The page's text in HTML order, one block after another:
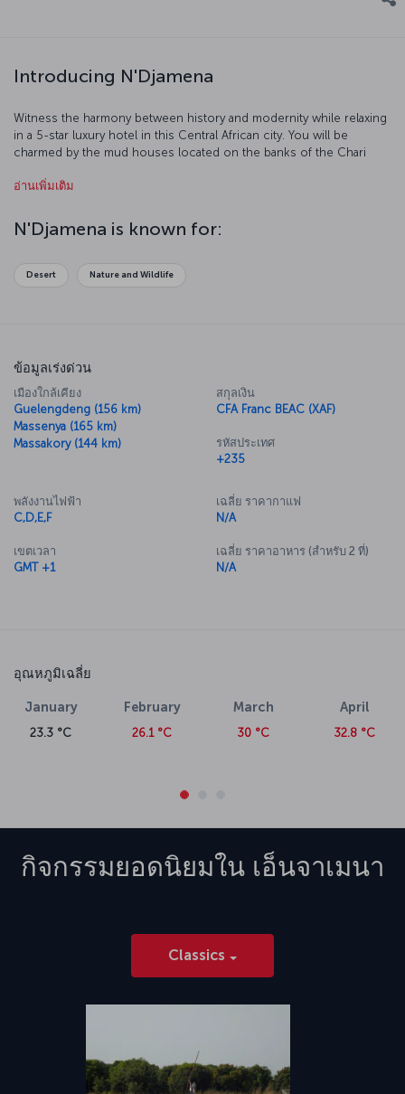
Introducing N'Djamena
Witness the harmony between history and modernity while relaxing
in a 5-star luxury hotel in this Central African city. You will be
charmed by the mud houses located on the banks of the Chari
natural beauty and wildlife.
อ่านเพิ่มเติม
N'Djamena is known for:
Desert Nature and Wildlife
ข้อมูลเร่งด่วน
เมืองใกล้เคียง
Guelengdeng (156 km)
Massenya (165 km)
Massakory (144 km)
สกุลเงิน
CFA Franc BEAC (XAF)
รหัสประเทศ
+235
พลังงานไฟฟ้า
C,D,E,F
เขตเวลา
GMT +1
เฉลี่ย ราคากาแฟ
N/A
เฉลี่ย ราคาอาหาร (สำหรับ 2 ที่)
N/A
อุณหภูมิเฉลี่ย
January
23.3 °C
February
26.1 °C
March
30 °C
April
32.8 °C
กิจกรรมยอดนิยมใน เอ็นจาเมนา
Classics